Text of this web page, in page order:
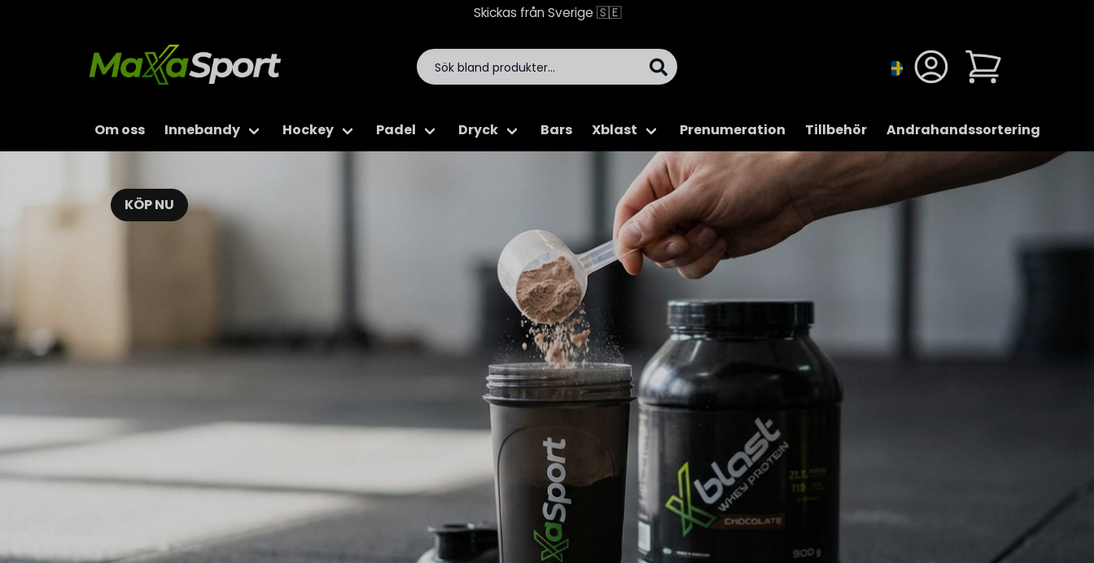
Betala tryggt med Swish & Klarna
Om oss Innebandy Hockey Padel Dryck Bars Xblast Prenumeration Tillbehör Andrahandssortering
KÖP NU